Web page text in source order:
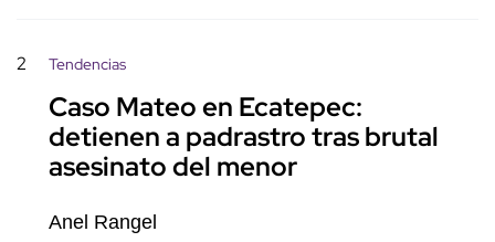
2 Tendencias
Caso Mateo en Ecatepec:
detienen a padrastro tras brutal
asesinato del menor
Anel Rangel